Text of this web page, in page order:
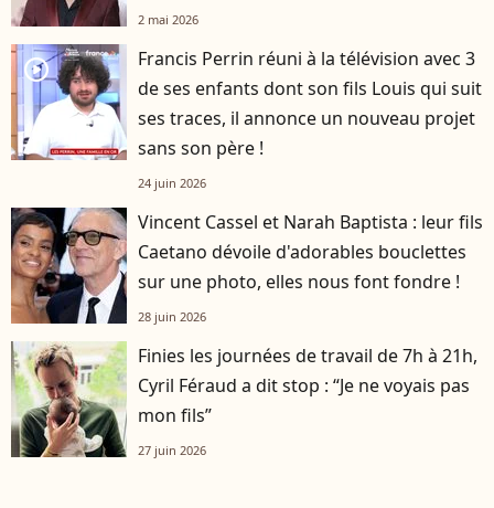
2 mai 2026
player2
Francis Perrin réuni à la télévision avec 3
de ses enfants dont son fils Louis qui suit
ses traces, il annonce un nouveau projet
sans son père !
24 juin 2026
Vincent Cassel et Narah Baptista : leur fils
Caetano dévoile d'adorables bouclettes
sur une photo, elles nous font fondre !
28 juin 2026
Finies les journées de travail de 7h à 21h,
Cyril Féraud a dit stop : “Je ne voyais pas
mon fils”
27 juin 2026